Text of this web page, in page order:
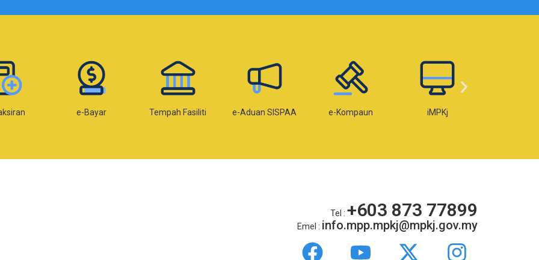
e-Bayar Tempah Fasiliti e-Aduan SISPAA e-Kompaun iMPKj
Tel : +603 873 77899
Emel : info.mpp.mpkj@mpkj.gov.my